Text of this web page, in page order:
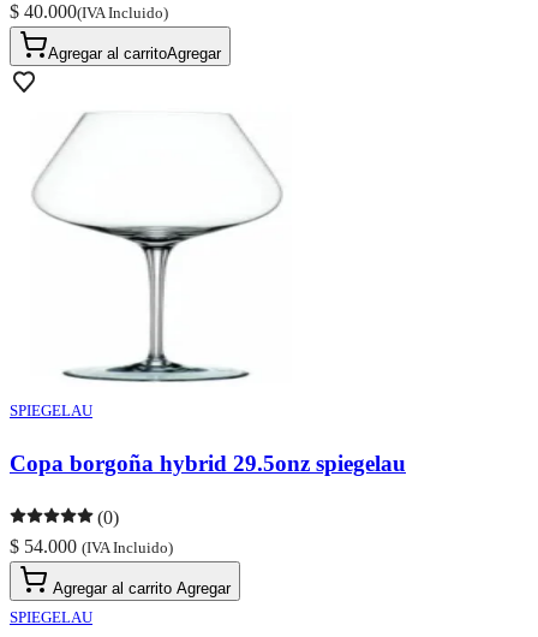
$ 40.000(IVA Incluido)
Agregar al carritoAgregar
SPIEGELAU
Copa borgoña hybrid 29.5onz spiegelau
(0)
$ 54.000 (IVA Incluido)
Agregar al carrito Agregar
SPIEGELAU